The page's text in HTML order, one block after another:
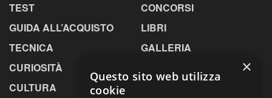
TEST
GUIDA ALL’ACQUISTO
TECNICA
CURIOSITÀ
CULTURA
CONCORSI
LIBRI
GALLERIA
×
Questo sito web utilizza
cookie